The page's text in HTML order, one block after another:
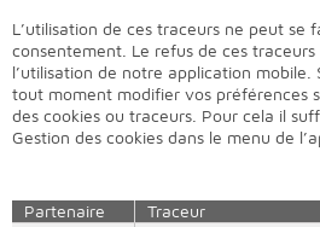
L’utilisation de ces traceurs ne peut se
consentement. Le refus de ces traceurs
l’utilisation de notre application mobile.
tout moment modifier vos préférences
des cookies ou traceurs. Pour cela il
Gestion des cookies dans le menu de
Partenaire Traceur